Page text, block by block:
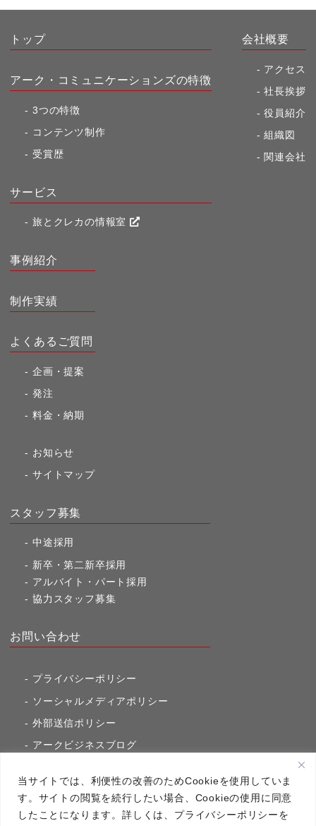
当サイトでは、利便性の改善のためCookieを使用していま
す。サイトの閲覧を続行したい場合、Cookieの使用に同意
したことになります。詳しくは、プライバシーポリシーを
トップ
アーク・コミュニケーションズの特徴
3つの特徴
コンテンツ制作
受賞歴
サービス
旅とクレカの情報室
会社概要
アクセス
社長挨拶
役員紹介
組織図
関連会社
事例紹介
制作実績
よくあるご質問
企画・提案
発注
料金・納期
お知らせ
サイトマップ
スタッフ募集
中途採用
新卒・第二新卒採用
アルバイト・パート採用
協力スタッフ募集
お問い合わせ
プライバシーポリシー
ソーシャルメディアポリシー
外部送信ポリシー
アークビジネスブログ
アーク・コミュニケーションズ